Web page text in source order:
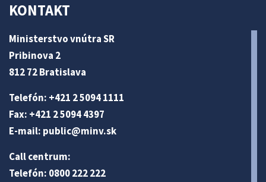
KONTAKT
Ministerstvo vnútra SR
Pribinova 2
812 72 Bratislava
Telefón: +421 2 5094 1111
Fax: +421 2 5094 4397
E-mail: public@minv.sk
Call centrum:
Telefón: 0800 222 222